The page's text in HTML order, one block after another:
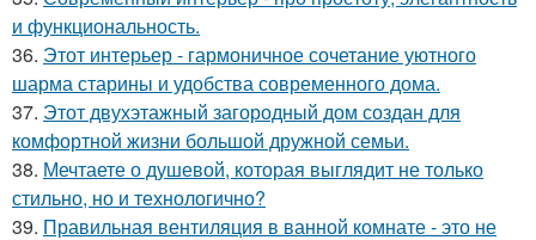
и функциональность.
36. Этот интерьер - гармоничное сочетание уютного
шарма старины и удобства современного дома.
37. Этот двухэтажный загородный дом создан для
комфортной жизни большой дружной семьи.
38. Мечтаете о душевой, которая выглядит не только
стильно, но и технологично?
39. Правильная вентиляция в ванной комнате - это не